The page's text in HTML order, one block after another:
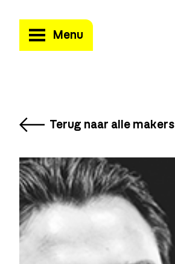
Menu
Terug naar alle makers